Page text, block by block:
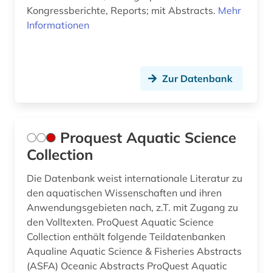
Kongressberichte, Reports; mit Abstracts. Mehr
Informationen
Zur Datenbank
Proquest Aquatic Science
Collection
Die Datenbank weist internationale Literatur zu
den aquatischen Wissenschaften und ihren
Anwendungsgebieten nach, z.T. mit Zugang zu
den Volltexten. ProQuest Aquatic Science
Collection enthält folgende Teildatenbanken
Aqualine Aquatic Science & Fisheries Abstracts
(ASFA) Oceanic Abstracts ProQuest Aquatic